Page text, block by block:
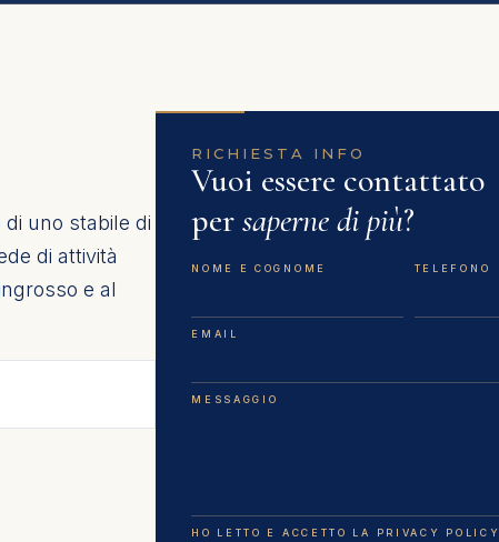
uno stabile di
di attività
e al
RICHIESTA INFO
Vuoi essere contattato
persaperne di più?
NOME E COGNOME TELEFONO
EMAIL
MESSAGGIO
HO LETTO E ACCETTO LA PRIVACY POLICY